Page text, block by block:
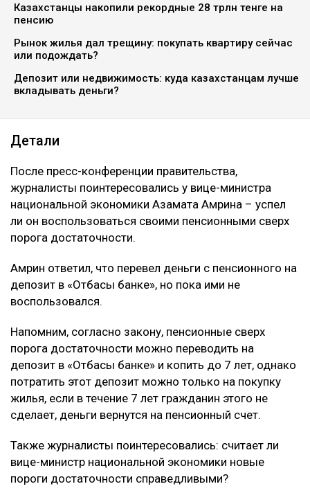
Казахстанцы накопили рекордные 28 трлн тенге на
пенсию
Рынок жилья дал трещину: покупать квартиру сейчас
или подождать?
Депозит или недвижимость: куда казахстанцам лучше
вкладывать деньги?
Детали
После пресс-конференции правительства,
журналисты поинтересовались у вице-министра
национальной экономики Азамата Амрина – успел
ли он воспользоваться своими пенсионными сверх
порога достаточности.
Амрин ответил, что перевел деньги с пенсионного на
депозит в «Отбасы банке», но пока ими не
воспользовался.
Напомним, согласно закону, пенсионные сверх
порога достаточности можно переводить на
депозит в «Отбасы банке» и копить до 7 лет, однако
потратить этот депозит можно только на покупку
жилья, если в течение 7 лет гражданин этого не
сделает, деньги вернутся на пенсионный счет.
Также журналисты поинтересовались: считает ли
вице-министр национальной экономики новые
пороги достаточности справедливыми?